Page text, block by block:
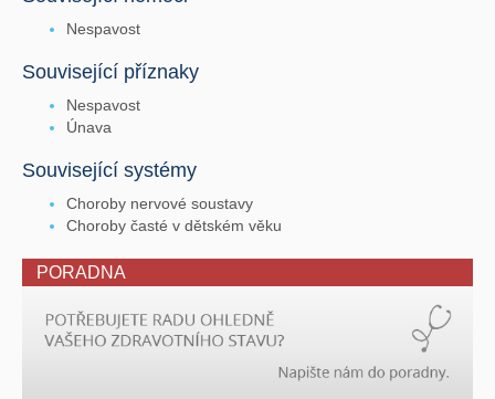
Nespavost
Související příznaky
Nespavost
Únava
Související systémy
Choroby nervové soustavy
Choroby časté v dětském věku
PORADNA